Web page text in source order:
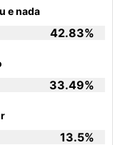
e nada
42.83%
33.49%
13.5%